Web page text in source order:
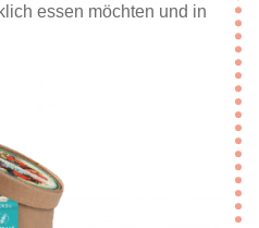
essen möchten und in